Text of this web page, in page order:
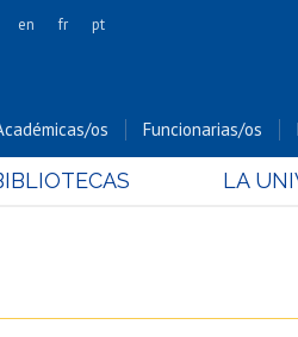
y Conservación
Cs. Sociales
en fr pt
os Funcionarias/os
LA